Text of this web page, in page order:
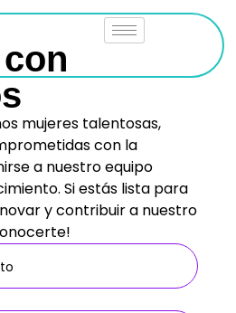
mujeres talentosas,
con la
a nuestro equipo
Si estás lista para
y contribuir a nuestro